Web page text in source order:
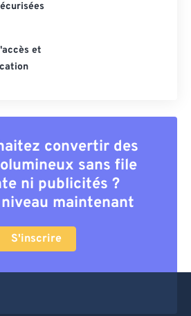
et
convertir des
sans file
ni publicités ?
maintenant
S'inscrire